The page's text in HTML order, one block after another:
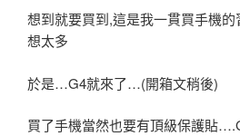
想到就要買到,這是我一貫買手機
想太多
於是…G4就來了…(開箱文稍後)
買了手機當然也要有頂級保護貼